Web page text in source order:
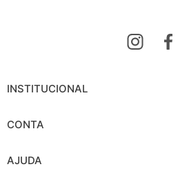
INSTITUCIONAL
CONTA
AJUDA